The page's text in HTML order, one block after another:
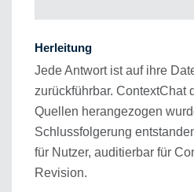
Herleitung
Jede Antwort ist auf ihre
zurückführbar. ContextChat
Quellen herangezogen
Schlussfolgerung
für Nutzer, auditierbar für
Revision.